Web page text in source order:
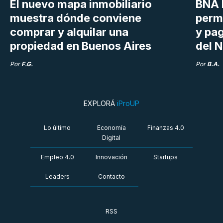
El nuevo mapa inmobiliario
muestra dónde conviene
comprar y alquilar una
propiedad en Buenos Aires
Por F.G.
BNA
y
del
Por B.A.
EXPLORÁ iProUP
Lo último
Economía
Digital
Finanzas 4.0
Empleo 4.0 Innovación Startups
Leaders Contacto
RSS